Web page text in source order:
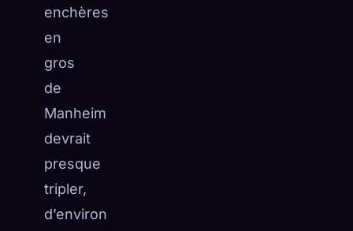
enchères
en
gros
de
Manheim
devrait
presque
tripler,
d’environ